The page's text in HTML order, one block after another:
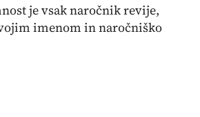
je vsak naročnik revije,
imenom in naročniško